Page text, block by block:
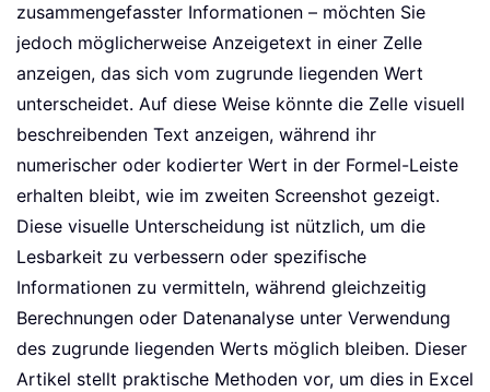
zusammengefasster Informationen – möchten Sie
jedoch möglicherweise Anzeigetext in einer Zelle
anzeigen, das sich vom zugrunde liegenden Wert
unterscheidet. Auf diese Weise könnte die Zelle visuell
beschreibenden Text anzeigen, während ihr
numerischer oder kodierter Wert in der Formel-Leiste
erhalten bleibt, wie im zweiten Screenshot gezeigt.
Diese visuelle Unterscheidung ist nützlich, um die
Lesbarkeit zu verbessern oder spezifische
Informationen zu vermitteln, während gleichzeitig
Berechnungen oder Datenanalyse unter Verwendung
des zugrunde liegenden Werts möglich bleiben. Dieser
Artikel stellt praktische Methoden vor, um dies in Excel